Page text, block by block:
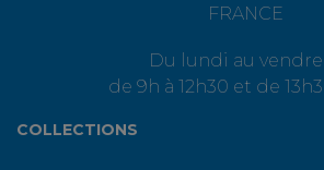
FRANCE
Du lundi au
de 9h à 12h30 et de
COLLECTIONS